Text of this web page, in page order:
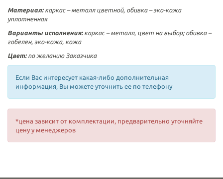
Материал:каркас – металл цветной, обивка – эко-кожа
уплотненная
Варианты исполнения:каркас – металл, цвет на выбор; обивка –
гобелен, эко-кожа, кожа
Цвет: по желанию Заказчика
Если Вас интересует какая-либо дополнительная
информация, Вы можете уточнить ее по телефону
*цена зависит от комплектации, предварительно уточняйте
цену у менеджеров